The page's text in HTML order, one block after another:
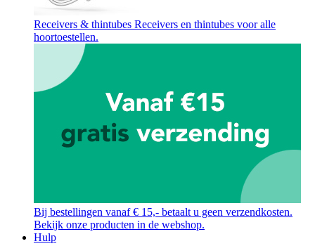
Receivers & thintubes Receivers en thintubes voor alle
hoortoestellen.
Bij bestellingen vanaf € 15,- betaalt u geen verzendkosten.
Bekijk onze producten in de webshop.
Hulp